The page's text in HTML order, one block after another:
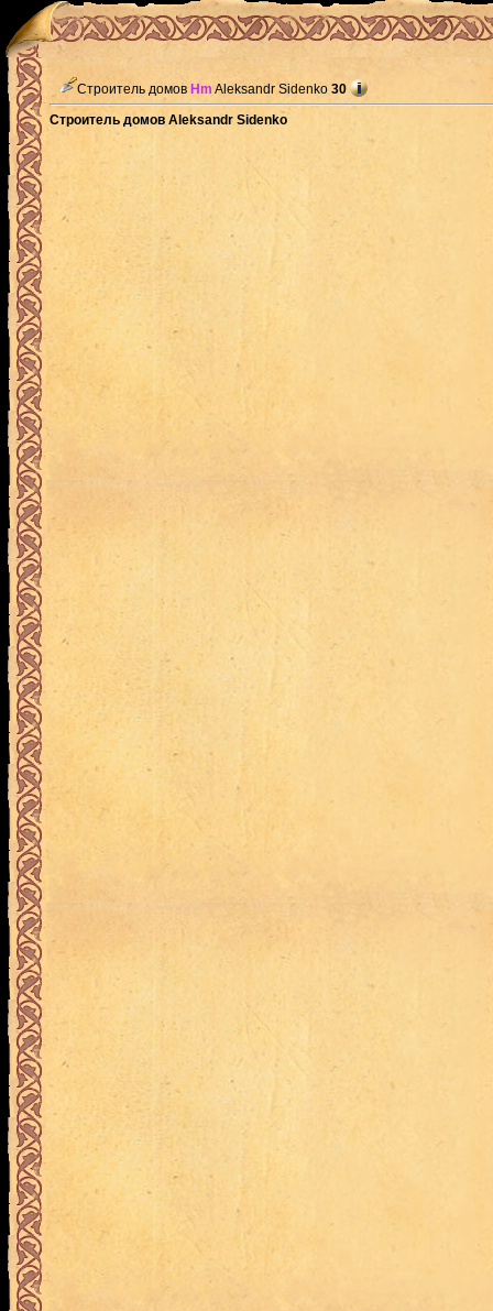
Строитель домов Hm Aleksandr Sidenko 30
Строитель домов Aleksandr Sidenko